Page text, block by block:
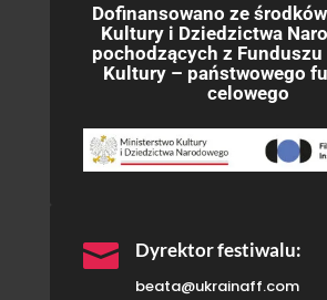
Dofinansowano ze
Kultury i Dziedzictwa
pochodzących z
Kultury – państwowego
celowego
 Dyrektor festiwalu:
beata@ukrainaff.com